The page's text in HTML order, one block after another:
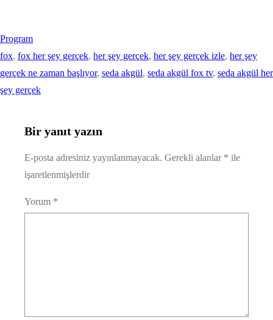
Program
fox, fox her şey gerçek, her şey gerçek, her şey gerçek izle, her şey
gerçek ne zaman başlıyor, seda akgül, seda akgül fox tv, seda akgül her
şey gerçek
Bir yanıt yazın
E-posta adresiniz yayınlanmayacak. Gerekli alanlar * ile
işaretlenmişlerdir
Yorum *